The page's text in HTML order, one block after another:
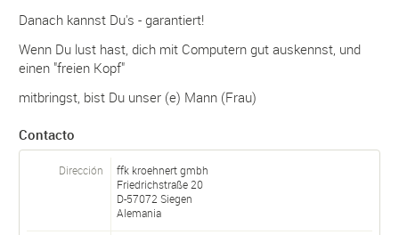
Danach kannst Du's - garantiert!
Wenn Du lust hast, dich mit Computern gut auskennst, und
einen "freien Kopf"
mitbringst, bist Du unser (e) Mann (Frau)
Contacto
Dirección
ffk kroehnert gmbh
Friedrichstraße 20
D-57072 Siegen
Alemania